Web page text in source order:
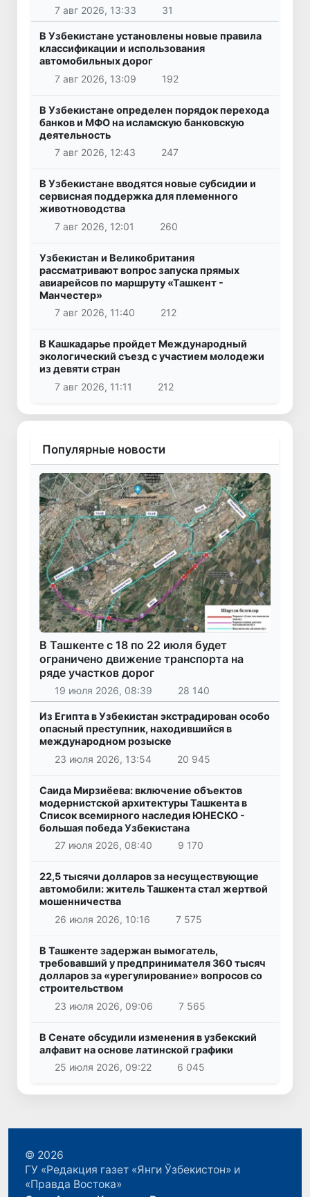
7 авг 2026, 13:33 31
В Узбекистане установлены новые правила
классификации и использования
автомобильных дорог
7 авг 2026, 13:09
192
В Узбекистане определен порядок перехода
банков и МФО на исламскую банковскую
деятельность
7 авг 2026, 12:43
247
В Узбекистане вводятся новые субсидии и
сервисная поддержка для племенного
животноводства
7 авг 2026, 12:01
260
Узбекистан и Великобритания
рассматривают вопрос запуска прямых
авиарейсов по маршруту «Ташкент -
Манчестер»
7 авг 2026, 11:40
212
В Кашкадарье пройдет Международный
экологический съезд с участием молодежи
из девяти стран
7 авг 2026, 11:11
212
Популярные новости
В Ташкенте с 18 по 22 июля будет
ограничено движение транспорта на
ряде участков дорог
19 июля 2026, 08:39 28 140
Из Египта в Узбекистан экстрадирован особо
опасный преступник, находившийся в
международном розыске
23 июля 2026, 13:54
20 945
Саида Мирзиёева: включение объектов
модернистской архитектуры Ташкента в
Список всемирного наследия ЮНЕСКО -
большая победа Узбекистана
27 июля 2026, 08:40
9 170
22,5 тысячи долларов за несуществующие
автомобили: житель Ташкента стал жертвой
мошенничества
26 июля 2026, 10:16
7 575
В Ташкенте задержан вымогатель,
требовавший у предпринимателя 360 тысяч
долларов за «урегулирование» вопросов со
строительством
23 июля 2026, 09:06
7 565
В Сенате обсудили изменения в узбекский
алфавит на основе латинской графики
25 июля 2026, 09:22
6 045
© 2026
ГУ «Редакция газет «Янги Ўзбекистон» и
«Правда Востока»